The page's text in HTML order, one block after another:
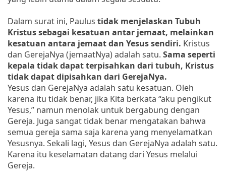
Dalam surat ini, Paulus tidak menjelaskan Tubuh
Kristus sebagai kesatuan antar jemaat, melainkan
kesatuan antara jemaat dan Yesus sendiri. Kristus
dan GerejaNya (jemaatNya) adalah satu. Sama seperti
kepala tidak dapat terpisahkan dari tubuh, Kristus
tidak dapat dipisahkan dari GerejaNya.
Yesus dan GerejaNya adalah satu kesatuan. Oleh
karena itu tidak benar, jika Kita berkata “aku pengikut
Yesus,” namun menolak untuk bergabung dengan
Gereja. Juga sangat tidak benar mengatakan bahwa
semua gereja sama saja karena yang menyelamatkan
Yesusnya. Sekali lagi, Yesus dan GerejaNya adalah satu.
Karena itu keselamatan datang dari Yesus melalui
Gereja.